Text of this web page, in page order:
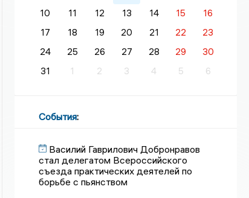
10
11 12 13 14 15
16
17
18 19 20 21 22
23
24
25 26 27 28 29
30
31
1 2 3 4 5 6
События:
Василий Гаврилович Добронравов
стал делегатом Всероссийского
съезда практических деятелей по
борьбе с пьянством